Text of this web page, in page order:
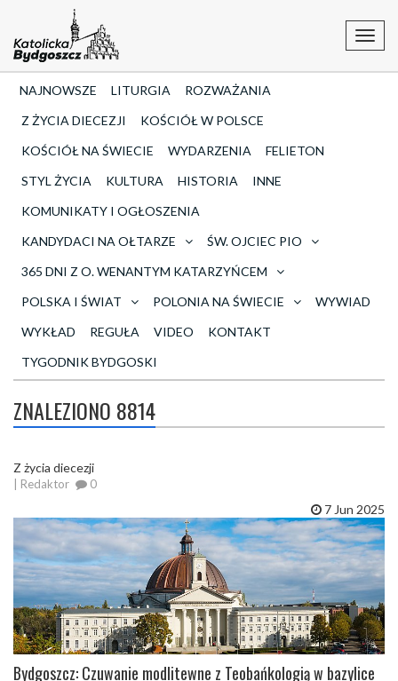
NAJNOWSZE LITURGIA
ROZWAŻANIA
Z ŻYCIA DIECEZJI
KOŚCIÓŁ W POLSCE
KOŚCIÓŁ NA ŚWIECIE
WYDARZENIA
FELIETON
STYL ŻYCIA
KULTURA HISTORIA
INNE
KOMUNIKATY I OGŁOSZENIA
KANDYDACI NA OŁTARZE
ŚW. OJCIEC PIO
365 DNI Z O. WENANTYM KATARZYŃCEM
POLSKA I ŚWIAT
POLONIA NA ŚWIECIE
WYWIAD
WYKŁAD
REGUŁA VIDEO
KONTAKT
TYGODNIK BYDGOSKI
ZNALEZIONO 8814
Z życia diecezji
| Redaktor 0
7 Jun 2025
Bydgoszcz: Czuwanie modlitewne z Teobańkologią w bazylice